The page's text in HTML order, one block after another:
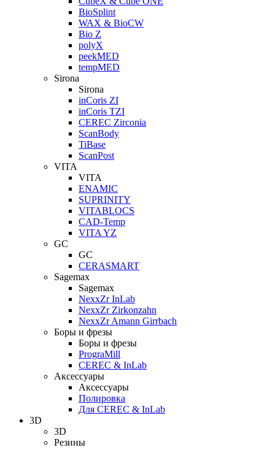
BioSplint
WAX & BioCW
Bio Z
polyX
peekMED
tempMED
Sirona
Sirona
inCoris ZI
inCoris TZI
CEREC Zirconia
ScanBody
TiBase
ScanPost
VITA
VITA
ENAMIC
SUPRINITY
VITABLOCS
CAD-Temp
VITA YZ
GC
GC
CERASMART
Sagemax
Sagemax
NexxZr InLab
NexxZr Zirkonzahn
NexxZr Amann Girrbach
Боры и фрезы
Боры и фрезы
PrograMill
CEREC & InLab
Аксессуары
Аксессуары
Полировка
Для CEREC & InLab
3D
3D
Резины